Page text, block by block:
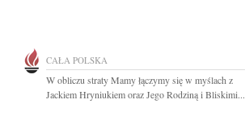
CAŁA POLSKA
W obliczu straty Mamy łączymy się w myślach z
Jackiem Hryniukiem oraz Jego Rodziną i Bliskimi...